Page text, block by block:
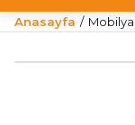
Anasayfa Mobilya